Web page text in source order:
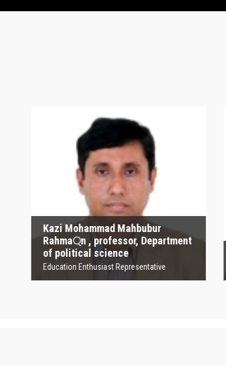
Kazi Mohammad Mahbubur
Rahma্‌n , professor, Department
of political science
Education Enthusiast Representative
Kazi Mohammad
Mahbubur Rahma্‌n ,
professor, Department
of political science
Education Enthusiast Representative